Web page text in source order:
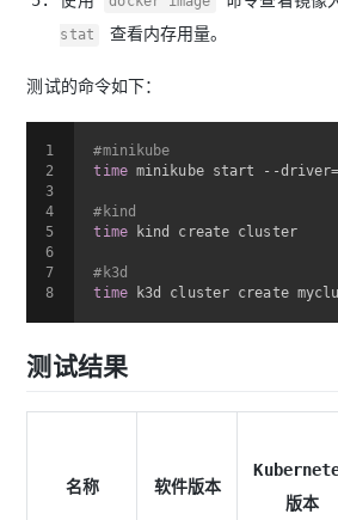
stat
查看内存用量。
测试的命令如下：
1
2
3
4
5
6
7
8
#minikube
time minikube start --
#kind
time kind create cluster
#k3d
time k3d cluster create
测试结果
名称 软件版本
版本